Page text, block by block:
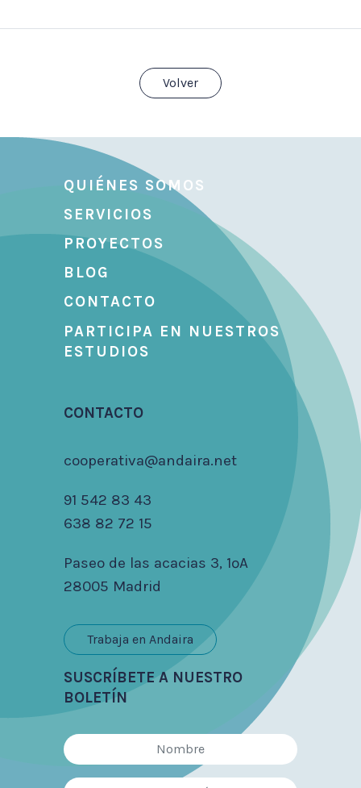
Volver
QUIÉNES SOMOS
SERVICIOS
PROYECTOS
BLOG
CONTACTO
PARTICIPA EN NUESTROS
ESTUDIOS
CONTACTO
cooperativa@andaira.net
91 542 83 43
638 82 72 15
Paseo de las acacias 3, 1ºA
28005 Madrid
Trabaja en Andaira
SUSCRÍBETE A NUESTRO
BOLETÍN